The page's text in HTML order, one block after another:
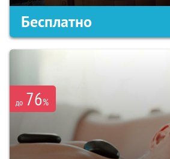
Бесплатно
до 76%